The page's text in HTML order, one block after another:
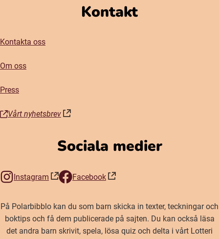
Kontakt
Kontakta oss
Om oss
Press
Vårt nyhetsbrev
(öppnas i nytt fönster)
Sociala medier
Instagram
(öppnas i nytt fönster)
Facebook
(öppnas i nytt fönster)
På Polarbibblo kan du som barn skicka in texter, teckningar och
boktips och få dem publicerade på sajten. Du kan också läsa
det andra barn skrivit, spela, lösa quiz och delta i vårt Lotteri